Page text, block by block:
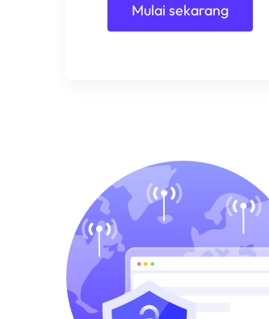
Mulai sekarang